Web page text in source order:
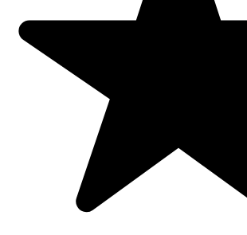
Protectia pentru degete copii, pentru tocul usii
degetelor intre toc si usa.
Ușor de instalat, doar prin lipire.